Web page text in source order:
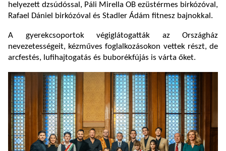
helyezett dzsúdóssal, Páli Mirella OB ezüstérmes birkózóval,
Rafael Dániel birkózóval és Stadler Ádám fitnesz bajnokkal.
A gyerekcsoportok végiglátogatták az Országház
nevezetességeit, kézműves foglalkozásokon vettek részt, de
arcfestés, lufihajtogatás és buborékfújás is várta őket.